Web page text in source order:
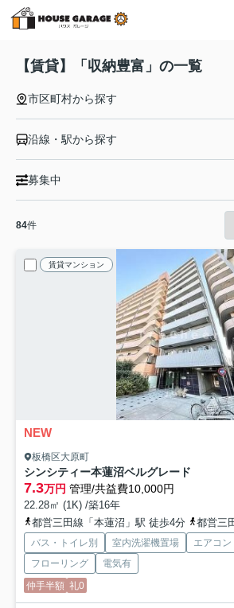
【賃貸】「収納豊富」の一覧
市区町村から探す
沿線・駅から探す
募集中
84件
賃貸マンション
NEW
板橋区大原町
シンシティー本蓮沼ベルグレード
7.3万円 管理/共益費10,000円
22.28㎡ (1K) /築16年
都営三田線「本蓮沼」駅 徒歩4分
都営三田
バス・トイレ別 室内洗濯機置場 エアコン
フローリング
電気有
仲手半額 礼0